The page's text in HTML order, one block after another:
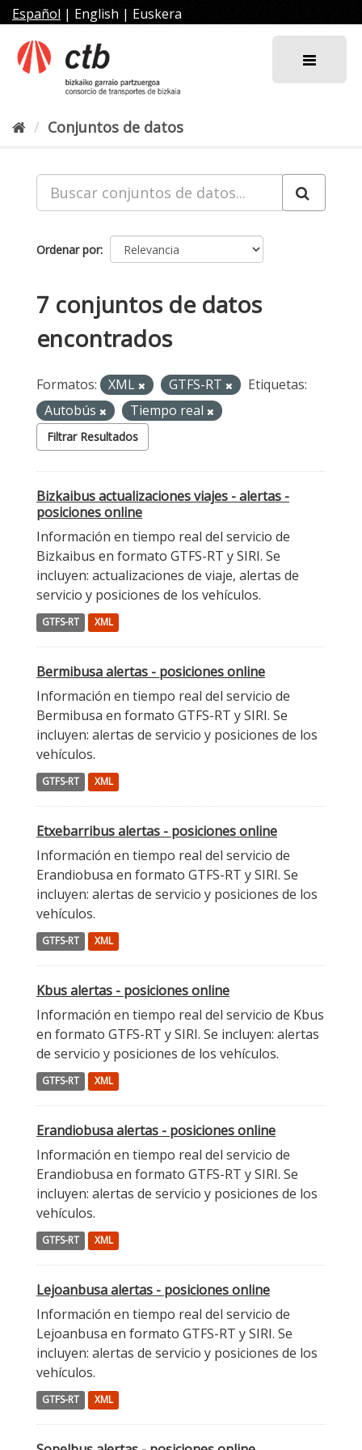
al
contenido
Español | English | Euskera
Conjuntos de datos
Ordenar por
7 conjuntos de datos
encontrados
Formatos: XML GTFS-RT
Etiquetas:
Autobús
Tiempo real
Filtrar Resultados
Bizkaibus actualizaciones viajes - alertas -
posiciones online
Información en tiempo real del servicio de
Bizkaibus en formato GTFS-RT y SIRI. Se
incluyen: actualizaciones de viaje, alertas de
servicio y posiciones de los vehículos.
GTFS-RT XML
Bermibusa alertas - posiciones online
Información en tiempo real del servicio de
Bermibusa en formato GTFS-RT y SIRI. Se
incluyen: alertas de servicio y posiciones de los
vehículos.
GTFS-RT XML
Etxebarribus alertas - posiciones online
Información en tiempo real del servicio de
Erandiobusa en formato GTFS-RT y SIRI. Se
incluyen: alertas de servicio y posiciones de los
vehículos.
GTFS-RT XML
Kbus alertas - posiciones online
Información en tiempo real del servicio de Kbus
en formato GTFS-RT y SIRI. Se incluyen: alertas
de servicio y posiciones de los vehículos.
GTFS-RT XML
Erandiobusa alertas - posiciones online
Información en tiempo real del servicio de
Erandiobusa en formato GTFS-RT y SIRI. Se
incluyen: alertas de servicio y posiciones de los
vehículos.
GTFS-RT XML
Lejoanbusa alertas - posiciones online
Información en tiempo real del servicio de
Lejoanbusa en formato GTFS-RT y SIRI. Se
incluyen: alertas de servicio y posiciones de los
vehículos.
GTFS-RT XML